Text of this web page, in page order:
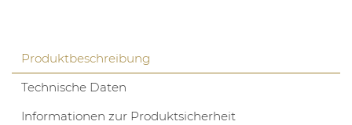
Produktbeschreibung
Technische Daten
Informationen zur Produktsicherheit